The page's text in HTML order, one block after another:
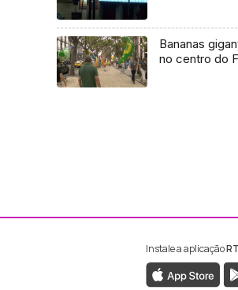
Bananas
no centro do
Facebook da RTP
ao Instagram da RTP
Instale a aplicação